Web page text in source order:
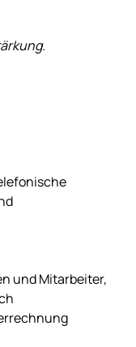
und Mitarbeiter,